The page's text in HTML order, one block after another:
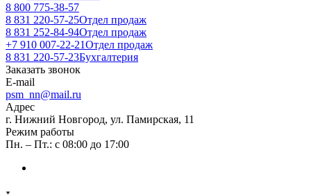
8 800 775-38-57
8 831 220-57-25Отдел продаж
8 831 252-84-94Отдел продаж
+7 910 007-22-21Отдел продаж
8 831 220-57-23Бухгалтерия
Заказать звонок
E-mail
psm_nn@mail.ru
Адрес
г. Нижний Новгород, ул. Памирская, 11
Режим работы
Пн. – Пт.: с 08:00 до 17:00